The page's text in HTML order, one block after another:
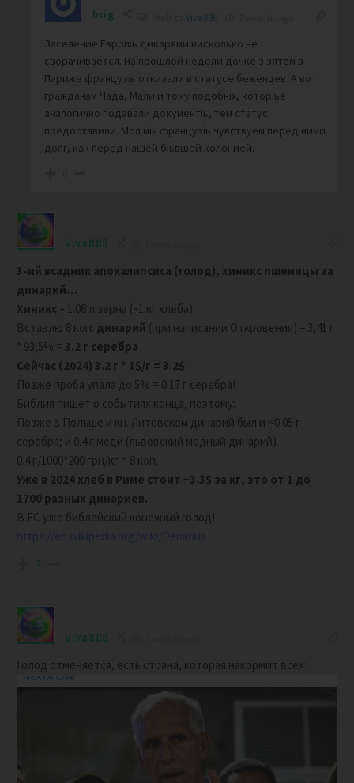
brig Viva888
Заселение Европіь дикарями нисколько не
сворачивается. На прошлой недели дочке з зятем в
Париже французіь отказали в статусе беженцев. А вот
гражданам Чада, Мали и тому подобніх, которіье
аналогично подавали документіь, тем статус
предоставили. Мол міь французіь чувствуем перед ними
долг, как перед нашей біьвшей колонией.
Viva888
3-ий всадник апокалипсиса (голод), хиникс пшеницы за
динарий…
Хиникс – 1.08 л зерна (~1 кг хлеба).
Вставлю 8 коп: динарий (при написании Откровения) – 3,41 г
* 93,5% = 3.2 г серебра
Сейчас (2024) 3.2 г * 1$/г = 3.2$
Позже проба упала до 5% = 0.17 г серебра!
Библия пишет о событиях конца, поэтому:
Позже в Польше и кн. Литовском динарий был и <0.05 г
серебра; и 0.4 г меди (львовский медный динарий).
0.4 г/1000*200 грн/кг = 8 коп.
Уже в 2024 хлеб в Риме стоит ~3.3$ за кг, это от 1 до
1700 разных динариев.
В ЕС уже библейский конечный голод!
2
Viva888
Голод отменяется, есть страна, которая накормит всех: